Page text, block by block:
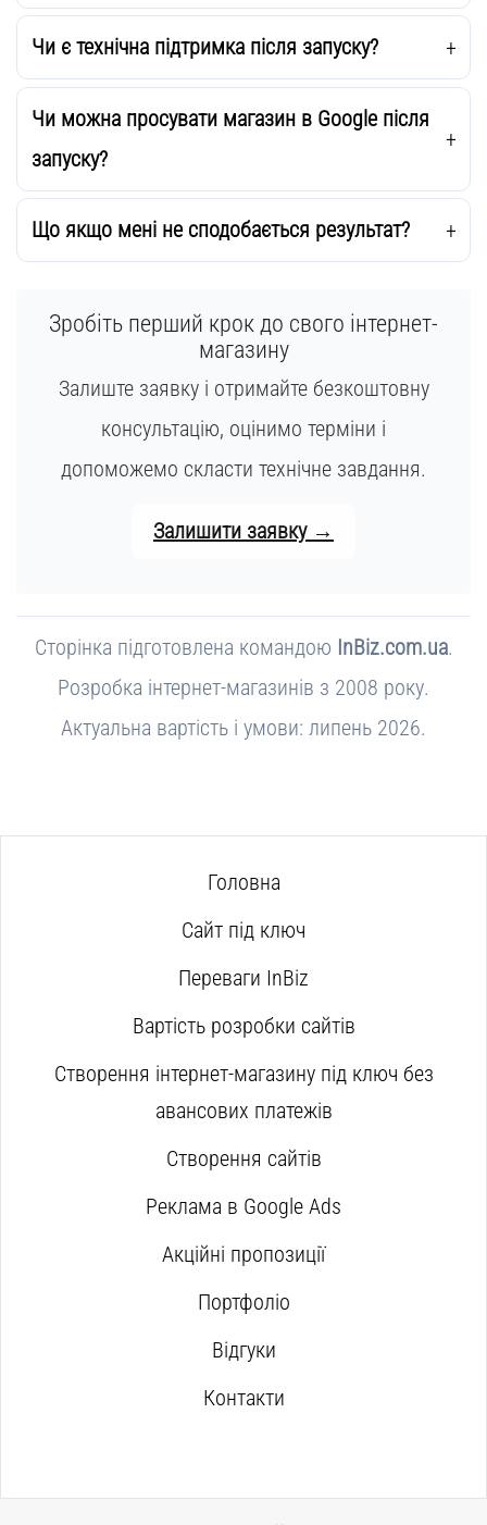
Чи є технічна підтримка після запуску?
Чи можна просувати магазин в Google після
запуску?
Що якщо мені не сподобається результат?
Зробіть перший крок до свого інтернет-
магазину
Залиште заявку і отримайте безкоштовну
консультацію, оцінимо терміни і
допоможемо скласти технічне завдання.
Залишити заявку →
Сторінка підготовлена командою InBiz.com.ua.
Розробка інтернет-магазинів з 2008 року.
Актуальна вартість і умови: липень 2026.
Головна
Сайт під ключ
Переваги InBiz
Вартість розробки сайтів
Створення інтернет-магазину під ключ без
авансових платежів
Створення сайтів
Реклама в Google Ads
Акційні пропозиції
Портфоліо
Відгуки
Контакти